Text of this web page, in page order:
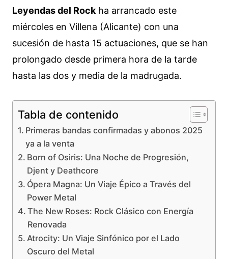
Leyendas del Rock ha arrancado este
miércoles en Villena (Alicante) con una
sucesión de hasta 15 actuaciones, que se han
prolongado desde primera hora de la tarde
hasta las dos y media de la madrugada.
Tabla de contenido
Primeras bandas confirmadas y abonos 2025
ya a la venta
Born of Osiris: Una Noche de Progresión,
Djent y Deathcore
Ópera Magna: Un Viaje Épico a Través del
Power Metal
The New Roses: Rock Clásico con Energía
Renovada
Atrocity: Un Viaje Sinfónico por el Lado
Oscuro del Metal